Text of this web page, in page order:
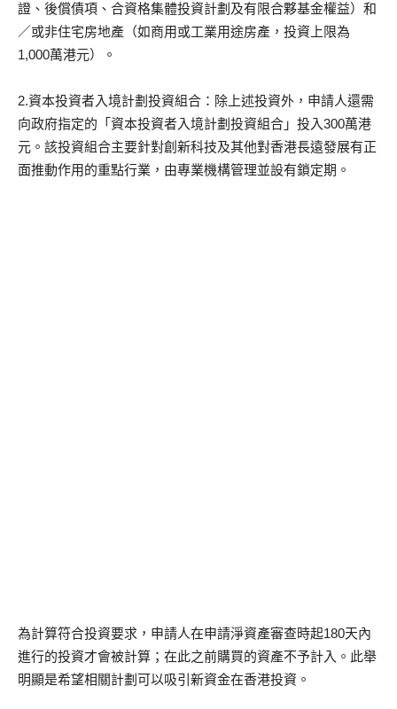
證、後償債項、合資格集體投資計劃及有限合夥基金權益）和
／或非住宅房地產（如商用或工業用途房產，投資上限為
1,000萬港元）。
2.資本投資者入境計劃投資組合：除上述投資外，申請人還需
向政府指定的「資本投資者入境計劃投資組合」投入300萬港
元。該投資組合主要針對創新科技及其他對香港長遠發展有正
面推動作用的重點行業，由專業機構管理並設有鎖定期。
為計算符合投資要求，申請人在申請淨資產審查時起180天內
進行的投資才會被計算；在此之前購買的資產不予計入。此舉
明顯是希望相關計劃可以吸引新資金在香港投資。